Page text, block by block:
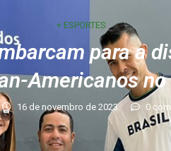
+ ESPORTES
para a
Americanos no
16 de novembro de 2023 0